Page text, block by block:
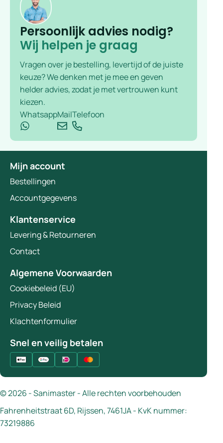
Persoonlijk advies nodig?
Wij helpen je graag
Vragen over je bestelling, levertijd of de juiste
keuze? We denken met je mee en geven
helder advies, zodat je met vertrouwen kunt
kiezen.
WhatsappMailTelefoon
Mijn account
Bestellingen
Accountgegevens
Klantenservice
Levering & Retourneren
Contact
Algemene Voorwaarden
Cookiebeleid (EU)
Privacy Beleid
Klachtenformulier
Snel en veilig betalen
© 2026 - Sanimaster - Alle rechten voorbehouden
Fahrenheitstraat 6D, Rijssen, 7461JA - KvK nummer:
73219886